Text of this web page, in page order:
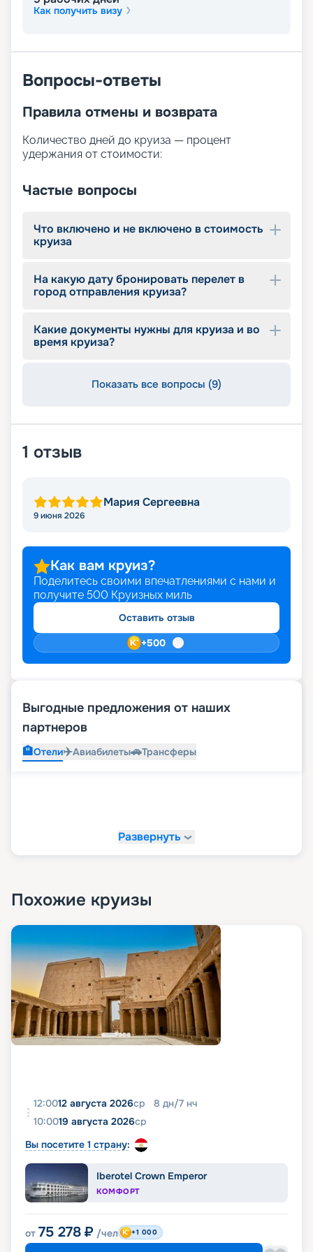
этого на борту доступны:
бар ресторан у бассейна и лаунж-бар;
массажный салон;
фитнес-центр с кардиотренажёрами;
Как получить визу
Вопросы-ответы
Правила отмены и возврата
Количество дней до круиза — процент
удержания от стоимости:
Частые вопросы
Что включено и не включено в стоимость
круиза
На какую дату бронировать перелет в
город отправления круиза?
Какие документы нужны для круиза и во
время круиза?
Показать все вопросы (9)
1 отзыв
Мария Сергеевна
9 июня 2026
Как вам круиз?
Поделитесь своими впечатлениями с нами и
получите 500 Круизных миль
Оставить отзыв
+500
Выгодные предложения от наших
партнеров
🏨Отели✈️Авиабилеты🚗Трансферы
Развернуть
Похожие круизы
12:0012 августа 2026ср 8 дн/7 нч
10:0019 августа 2026ср
Вы посетите 1 страну:
Iberotel Crown Emperor
КОМФОРТ
от 75 278 ₽ /чел +1 000